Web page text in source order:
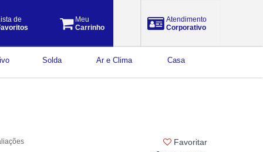
de
Meu
Carrinho
Atendimento
Corporativo
Solda Ar e Clima Casa
Favoritar